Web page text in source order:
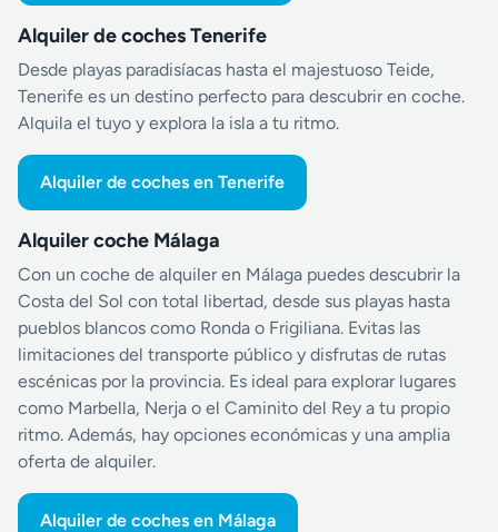
Alquiler de coches Tenerife
Desde playas paradisíacas hasta el majestuoso Teide,
Tenerife es un destino perfecto para descubrir en coche.
Alquila el tuyo y explora la isla a tu ritmo.
Alquiler de coches en Tenerife
Alquiler coche Málaga
Con un coche de alquiler en Málaga puedes descubrir la
Costa del Sol con total libertad, desde sus playas hasta
pueblos blancos como Ronda o Frigiliana. Evitas las
limitaciones del transporte público y disfrutas de rutas
escénicas por la provincia. Es ideal para explorar lugares
como Marbella, Nerja o el Caminito del Rey a tu propio
ritmo. Además, hay opciones económicas y una amplia
oferta de alquiler.
Alquiler de coches en Málaga